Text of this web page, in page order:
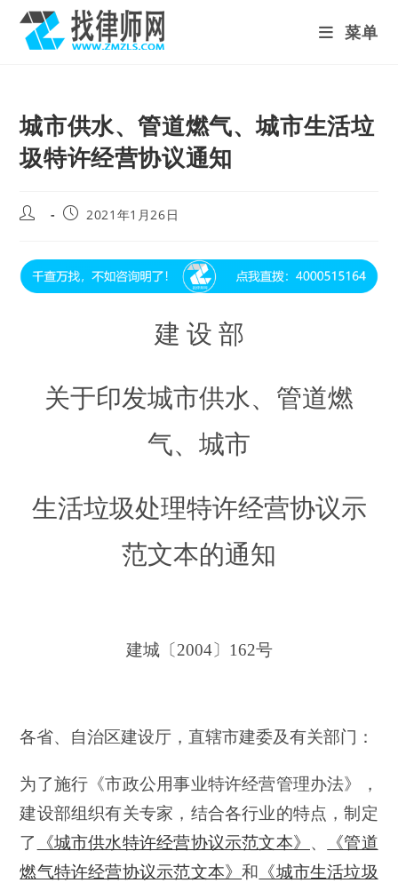
content
菜单
城市供水、管道燃气、城市生活垃
圾特许经营协议通知
Post
Post2021年1月26日
建 设 部
关于印发城市供水、管道燃
气、城市
生活垃圾处理特许经营协议示
范文本的通知
建城〔2004〕162号
各省、自治区建设厅，直辖市建委及有关部门：
为了施行《市政公用事业特许经营管理办法》，
建设部组织有关专家，结合各行业的特点，制定
了
《城市供水特许经营协议示范文本》 、
《管道
燃气特许经营协议示范文本》和
《城市生活垃圾